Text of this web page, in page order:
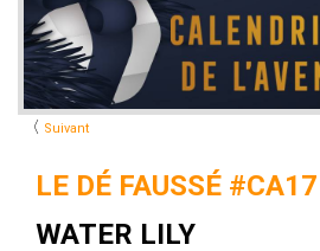
〈 Suivant
LE DÉ FAUSSÉ #CA17
WATER LILY